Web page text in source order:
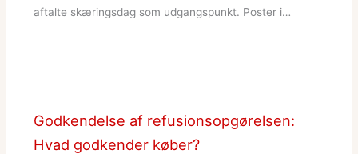
aftalte skæringsdag som udgangspunkt. Poster i…
Godkendelse af refusionsopgørelsen:
Hvad godkender køber?